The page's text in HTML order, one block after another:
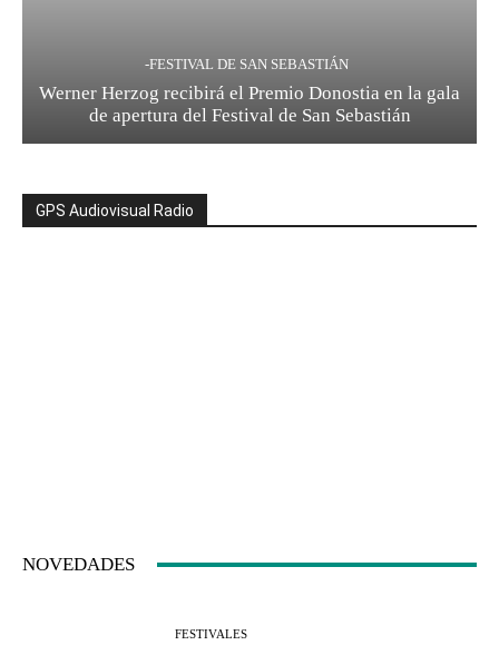
-FESTIVAL DE SAN SEBASTIÁN
Werner Herzog recibirá el Premio Donostia en la gala
de apertura del Festival de San Sebastián
GPS Audiovisual Radio
NOVEDADES
FESTIVALES